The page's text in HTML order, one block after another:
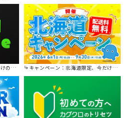
ル。 キャンペーン：北海道限定、今だけ送料無料！